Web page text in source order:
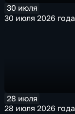
30 июля
30 июля 2026 года
28 июля
28 июля 2026 года